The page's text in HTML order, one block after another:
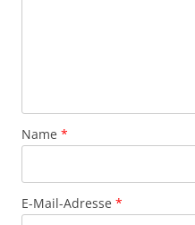
Name *
E-Mail-Adresse *